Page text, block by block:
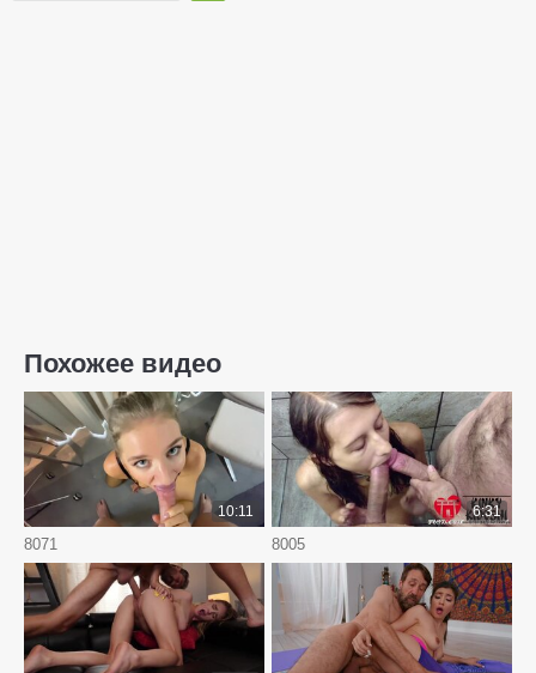
Похожее видео
8071
10:11
8005
6:31